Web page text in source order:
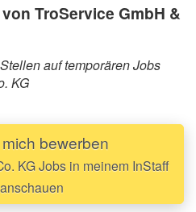
TroService GmbH &
auf temporären Jobs
KG
bewerben
KG Jobs in meinem InStaff